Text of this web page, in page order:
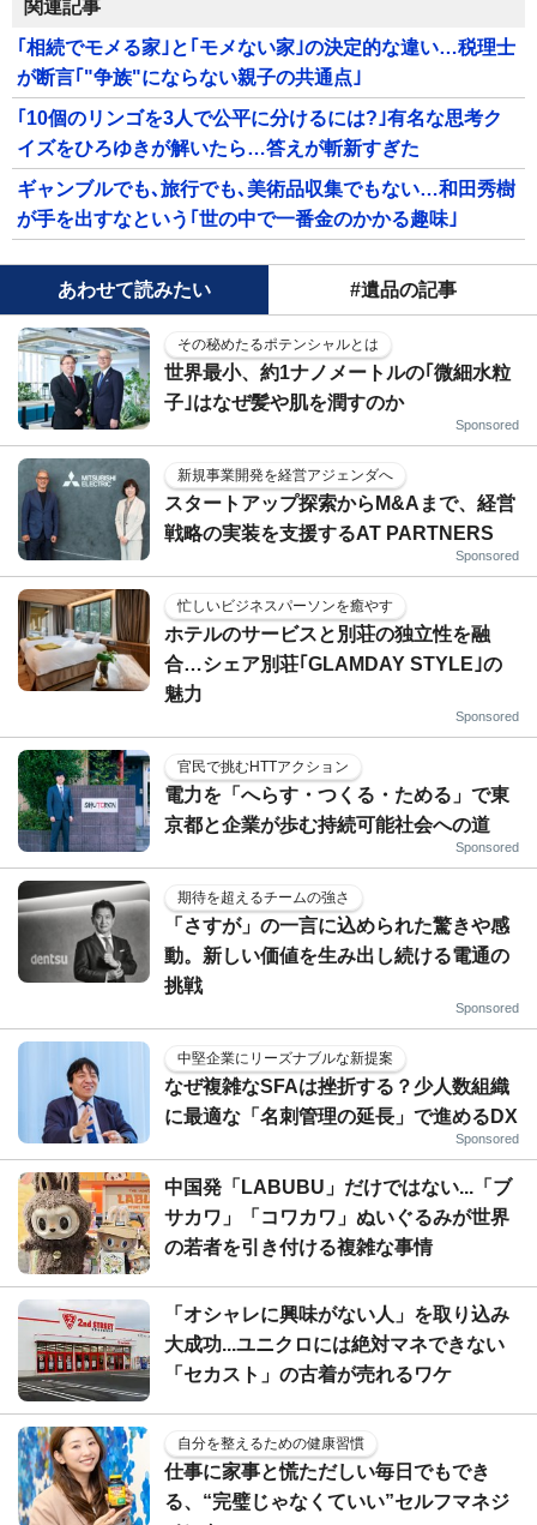
関連記事
｢相続でモメる家｣と｢モメない家｣の決定的な違い…税理士
が断言｢"争族"にならない親子の共通点｣
｢10個のリンゴを3人で公平に分けるには?｣有名な思考ク
イズをひろゆきが解いたら…答えが斬新すぎた
ギャンブルでも､旅行でも､美術品収集でもない…和田秀樹
が手を出すなという｢世の中で一番金のかかる趣味｣
あわせて読みたい #遺品の記事
その秘めたるポテンシャルとは
世界最小、約1ナノメートルの｢微細水粒
子｣はなぜ髪や肌を潤すのか
Sponsored
新規事業開発を経営アジェンダへ
スタートアップ探索からM&Aまで、経営
戦略の実装を支援するAT PARTNERS
Sponsored
忙しいビジネスパーソンを癒やす
ホテルのサービスと別荘の独立性を融
合…シェア別荘｢GLAMDAY STYLE｣の
魅力
Sponsored
官民で挑むHTTアクション
電力を「へらす・つくる・ためる」で東
京都と企業が歩む持続可能社会への道
Sponsored
期待を超えるチームの強さ
「さすが」の一言に込められた驚きや感
動。新しい価値を生み出し続ける電通の
挑戦
Sponsored
中堅企業にリーズナブルな新提案
なぜ複雑なSFAは挫折する？少人数組織
に最適な「名刺管理の延長」で進めるDX
Sponsored
中国発「LABUBU」だけではない...「ブ
サカワ」「コワカワ」ぬいぐるみが世界
の若者を引き付ける複雑な事情
「オシャレに興味がない人」を取り込み
大成功...ユニクロには絶対マネできない
「セカスト」の古着が売れるワケ
自分を整えるための健康習慣
仕事に家事と慌ただしい毎日でもでき
る、“完璧じゃなくていい”セルフマネジ